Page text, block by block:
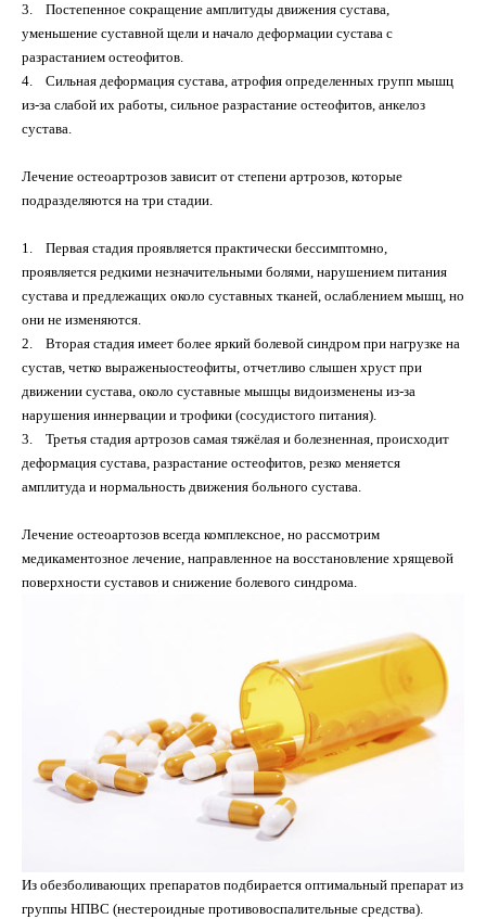
3.
Постепенное сокращение амплитуды движения сустава,
уменьшение суставной щели и начало деформации сустава с
разрастанием остеофитов.
4.
Сильная деформация сустава, атрофия определенных групп мышц
из-за слабой их работы, сильное разрастание остеофитов, анкелоз
сустава.
Лечение остеоартрозов зависит от степени артрозов, которые
подразделяются на три стадии.
1.
Первая стадия проявляется практически бессимптомно,
проявляется редкими незначительными болями, нарушением питания
сустава и предлежащих около суставных тканей, ослаблением мышц, но
они не изменяются.
2.
Вторая стадия имеет более яркий болевой синдром при нагрузке на
сустав, четко выраженыостеофиты, отчетливо слышен хруст при
движении сустава, около суставные мышцы видоизменены из-за
нарушения иннервации и трофики (сосудистого питания).
3.
Третья стадия артрозов самая тяжёлая и болезненная, происходит
деформация сустава, разрастание остеофитов, резко меняется
амплитуда и нормальность движения больного сустава.
Лечение остеоартозов всегда комплексное, но рассмотрим
медикаментозное лечение, направленное на восстановление хрящевой
поверхности суставов и снижение болевого синдрома.
Из обезболивающих препаратов подбирается оптимальный препарат из
группы НПВС (нестероидные противовоспалительные средства).